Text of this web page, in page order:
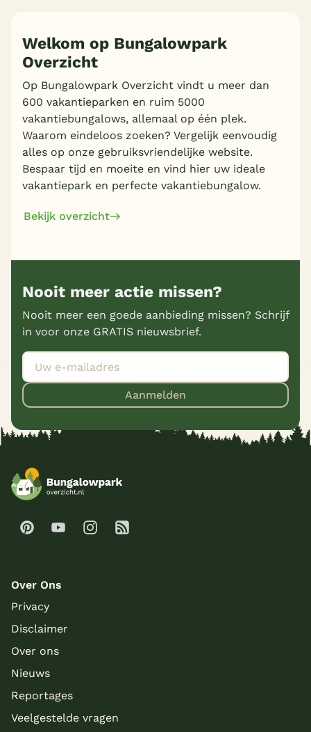
Welkom op Bungalowpark
Overzicht
Op Bungalowpark Overzicht vindt u meer dan
600 vakantieparken en ruim 5000
vakantiebungalows, allemaal op één plek.
Waarom eindeloos zoeken? Vergelijk eenvoudig
alles op onze gebruiksvriendelijke website.
Bespaar tijd en moeite en vind hier uw ideale
vakantiepark en perfecte vakantiebungalow.
Bekijk overzicht
Nooit meer actie missen?
Nooit meer een goede aanbieding missen? Schrijf
in voor onze GRATIS nieuwsbrief.
Aanmelden
Over Ons
Privacy
Disclaimer
Over ons
Nieuws
Reportages
Veelgestelde vragen